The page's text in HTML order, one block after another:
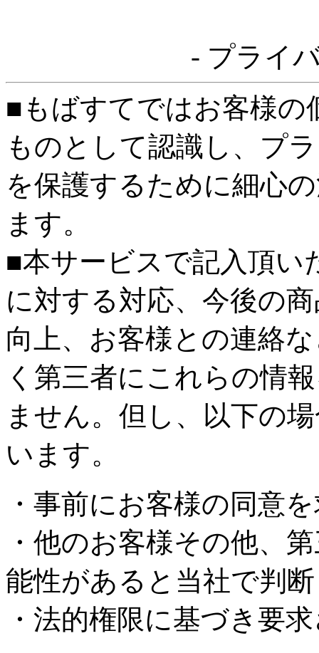
- プライ
■もばすてではお客様の
ものとして認識し、プ
を保護するために細心
ます。
■本サービスで記入頂い
に対する対応、今後の
向上、お客様との連絡
く第三者にこれらの情
ません。但し、以下の
います。
・事前にお客様の同意
・他のお客様その他、
能性があると当社で判
・法的権限に基づき要